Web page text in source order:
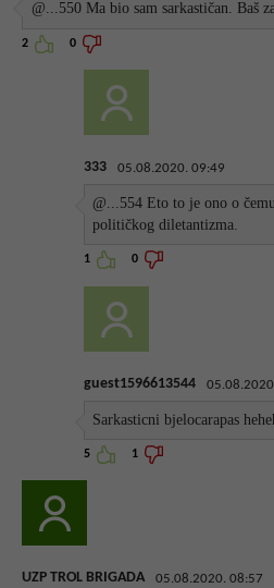
@...550 Ma bio sam sarkastičan. Baš
2 0
333 05.08.2020. 09:49
@...554 Eto to je ono o
političkog diletantizma.
1 0
guest1596613544
Sarkasticni bjelocarapas
5 1
UZP TROL BRIGADA 05.08.2020. 08:57